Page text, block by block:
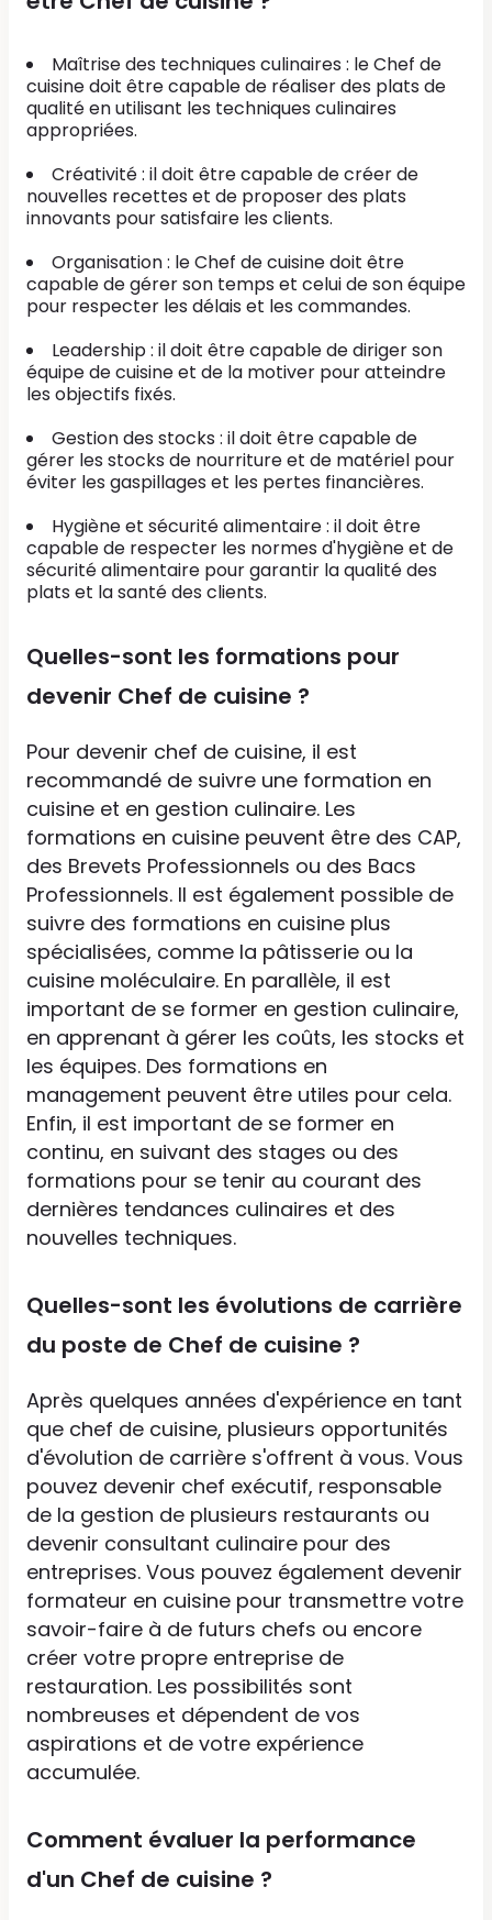
Maîtrise des techniques culinaires : le Chef de
cuisine doit être capable de réaliser des plats de
qualité en utilisant les techniques culinaires
appropriées.
Créativité : il doit être capable de créer de
nouvelles recettes et de proposer des plats
innovants pour satisfaire les clients.
Organisation : le Chef de cuisine doit être
capable de gérer son temps et celui de son équipe
pour respecter les délais et les commandes.
Leadership : il doit être capable de diriger son
équipe de cuisine et de la motiver pour atteindre
les objectifs fixés.
Gestion des stocks : il doit être capable de
gérer les stocks de nourriture et de matériel pour
éviter les gaspillages et les pertes financières.
Hygiène et sécurité alimentaire : il doit être
capable de respecter les normes d'hygiène et de
sécurité alimentaire pour garantir la qualité des
plats et la santé des clients.
Quelles-sont les formations pour
devenir Chef de cuisine ?
Pour devenir chef de cuisine, il est
recommandé de suivre une formation en
cuisine et en gestion culinaire. Les
formations en cuisine peuvent être des CAP,
des Brevets Professionnels ou des Bacs
Professionnels. Il est également possible de
suivre des formations en cuisine plus
spécialisées, comme la pâtisserie ou la
cuisine moléculaire. En parallèle, il est
important de se former en gestion culinaire,
en apprenant à gérer les coûts, les stocks et
les équipes. Des formations en
management peuvent être utiles pour cela.
Enfin, il est important de se former en
continu, en suivant des stages ou des
formations pour se tenir au courant des
dernières tendances culinaires et des
nouvelles techniques.
Quelles-sont les évolutions de carrière
du poste de Chef de cuisine ?
Après quelques années d'expérience en tant
que chef de cuisine, plusieurs opportunités
d'évolution de carrière s'offrent à vous. Vous
pouvez devenir chef exécutif, responsable
de la gestion de plusieurs restaurants ou
devenir consultant culinaire pour des
entreprises. Vous pouvez également devenir
formateur en cuisine pour transmettre votre
savoir-faire à de futurs chefs ou encore
créer votre propre entreprise de
restauration. Les possibilités sont
nombreuses et dépendent de vos
aspirations et de votre expérience
accumulée.
Comment évaluer la performance
d'un Chef de cuisine ?